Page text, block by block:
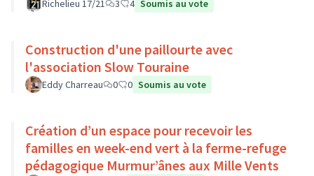
Richelieu 17/21 3 4 Soumis au vote
Construction d'une paillourte avec
l'association Slow Touraine
Eddy Charreau 0 0 Soumis au vote
Création d’un espace pour recevoir les
familles en week-end vert à la ferme-refuge
pédagogique Murmur’ânes aux Mille Vents